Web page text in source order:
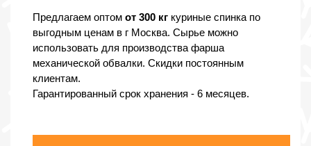
Предлагаем оптом от 300 кг куриные спинка по
выгодным ценам в г Москва. Сырье можно
использовать для производства фарша
механической обвалки. Скидки постоянным
клиентам.
Гарантированный срок хранения - 6 месяцев.